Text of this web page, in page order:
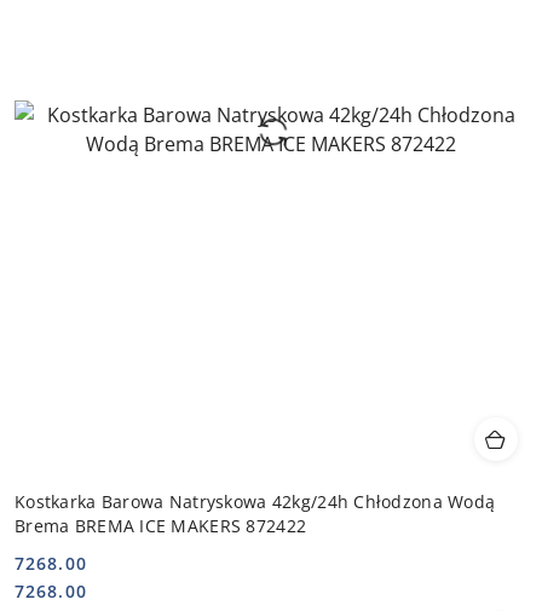
Kostkarka Barowa Natryskowa 42kg/24h Chłodzona Wodą
Brema BREMA ICE MAKERS 872422
Cena:
7268.00
Cena:
7268.00